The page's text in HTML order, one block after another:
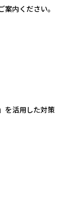
内ください。
を活用した対策